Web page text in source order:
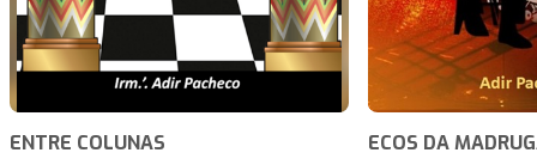
ENTRE COLUNAS ECOS DA